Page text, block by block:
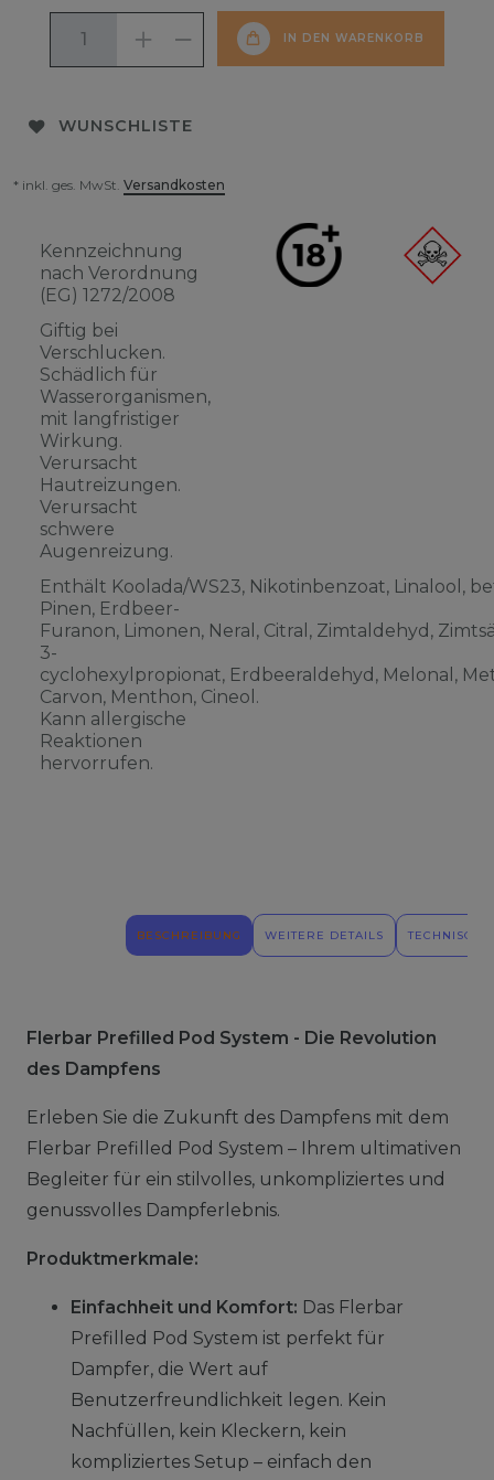
IN DEN WARENKORB
WUNSCHLISTE
* inkl. ges. MwSt. Versandkosten
Kennzeichnung
nach Verordnung
(EG) 1272/2008
Giftig bei
Verschlucken.
Schädlich für
Wasserorganismen,
mit langfristiger
Wirkung.
Verursacht
Hautreizungen.
Verursacht
schwere
Augenreizung.
Enthält Koolada/WS23, Nikotinbenzoat, Linalool,
Pinen, Erdbeer-
Furanon, Limonen, Neral, Citral, Zimtaldehyd,
3-
cyclohexylpropionat, Erdbeeraldehyd, Melonal,
Carvon, Menthon, Cineol.
Kann allergische
Reaktionen
hervorrufen.
BESCHREIBUNG WEITERE DETAILS
Flerbar Prefilled Pod System - Die Revolution
des Dampfens
Erleben Sie die Zukunft des Dampfens mit dem
Flerbar Prefilled Pod System – Ihrem ultimativen
Begleiter für ein stilvolles, unkompliziertes und
genussvolles Dampferlebnis.
Produktmerkmale:
Einfachheit und Komfort: Das Flerbar
Prefilled Pod System ist perfekt für
Dampfer, die Wert auf
Benutzerfreundlichkeit legen. Kein
Nachfüllen, kein Kleckern, kein
kompliziertes Setup – einfach den